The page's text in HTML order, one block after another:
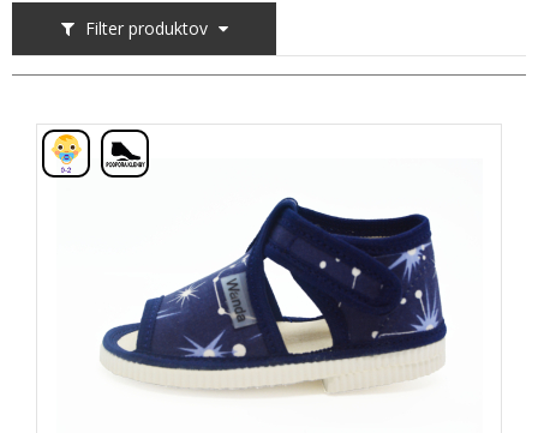
Filter produktov